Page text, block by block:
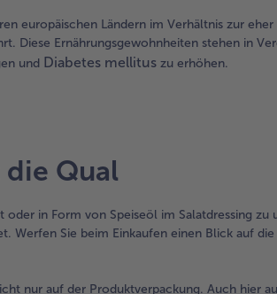
europäischen Ländern im Verhältnis zur
Diese Ernährungsgewohnheiten stehen in
und Diabetes mellitus zu erhöhen.
Qual
in Form von Speiseöl im Salatdressing zu
Werfen Sie beim Einkaufen einen Blick auf
nur auf der Produktverpackung. Auch hier